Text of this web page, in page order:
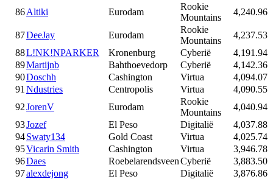
86Altiki Eurodam
Rookie
Mountains
4,240.96
87DeeJay Eurodam
Rookie
Mountains
4,237.53
88L!NK!NPARKER Kronenburg Cyberië
4,191.94
89Martijnb Bahthoevedorp Cyberië
4,142.36
90Doschh Cashington Virtua
4,094.07
91 Ndustries Centropolis Virtua
4,090.55
92JorenV Eurodam
Rookie
Mountains
4,040.94
93Jozef El Peso Digitalië
4,037.88
94Swaty134 Gold Coast Virtua
4,025.74
95Vicarin Smith Cashington Virtua
3,946.78
96Daes RoebelarendsveenCyberië
3,883.50
97alexdejong El Peso Digitalië
3,876.86